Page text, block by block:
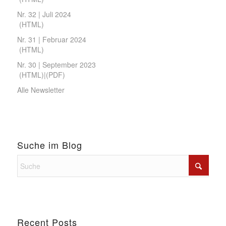
Nr. 32 | Juli 2024
(HTML )
Nr. 31 | Februar 2024
(HTML )
Nr. 30 | September 2023
(HTML )|(PDF)
Alle Newsletter
Suche im Blog
Recent Posts